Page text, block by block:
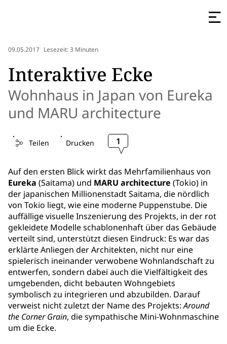
09.05.2017 Lesezeit: 3 Minuten
Interaktive Ecke
Wohnhaus in Japan von Eureka
und MARU architecture
Teilen Drucken 1
Auf den ersten Blick wirkt das Mehrfamilienhaus von
Eureka (Saitama) und MARU architecture (Tokio) in
der japanischen Millionenstadt Saitama, die nördlich
von Tokio liegt, wie eine moderne Puppenstube. Die
auffällige visuelle Inszenierung des Projekts, in der rot
gekleidete Modelle schablonenhaft über das Gebäude
verteilt sind, unterstützt diesen Eindruck: Es war das
erklärte Anliegen der Architekten, nicht nur eine
spielerisch ineinander verwobene Wohnlandschaft zu
entwerfen, sondern dabei auch die Vielfältigkeit des
umgebenden, dicht bebauten Wohngebiets
symbolisch zu integrieren und abzubilden. Darauf
verweist nicht zuletzt der Name des Projekts:Around
the Corner Grain, die sympathische Mini-Wohnmaschine
um die Ecke.